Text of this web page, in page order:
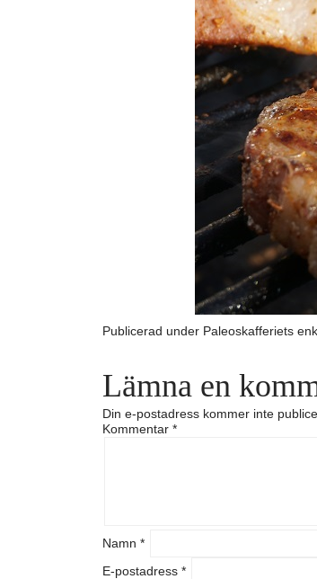
Publicerad under Paleoskafferiets
Lämna en
Din e-postadress kommer inte
Kommentar *
Namn *
E-postadress *